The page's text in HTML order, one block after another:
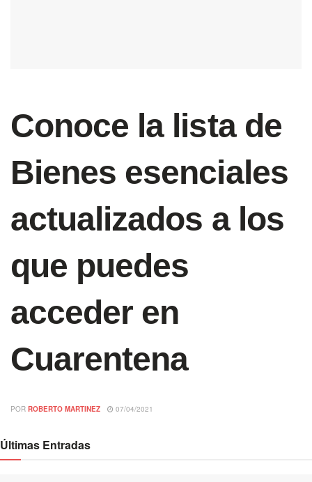
Conoce la lista de
Bienes esenciales
actualizados a los
que puedes
acceder en
Cuarentena
POR ROBERTO MARTINEZ 07/04/2021
Últimas Entradas